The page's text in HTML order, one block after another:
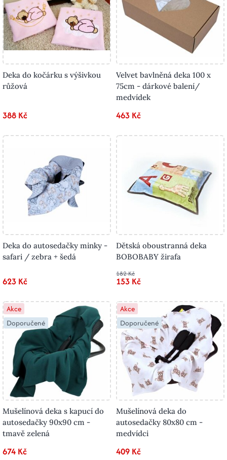
Deka do kočárku s výšivkou
růžová
388 Kč
Velvet bavlněná deka 100 x
75cm - dárkové balení/
medvídek
463 Kč
Deka do autosedačky minky -
safari / zebra + šedá
623 Kč
Dětská oboustranná deka
BOBOBABY žirafa
182 Kč
153 Kč
Akce
Doporučené
Mušelínová deka s kapucí do
autosedačky 90x90 cm -
tmavě zelená
674 Kč
Akce
Doporučené
Mušelínová deka do
autosedačky 80x80 cm -
medvídci
409 Kč